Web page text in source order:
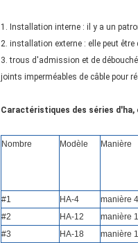
1. Installation interne : il y a un
2. installation externe : elle peut
3. trous d'admission et de
joints imperméables de câble pour
Caractéristiques des séries d'ha,
Nombre Modèle Manière
#1
HA-4 manière 4
#2
HA-12 manière
#3
HA-18 manière